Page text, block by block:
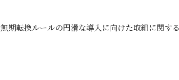
無期転換ルールの円滑な導入に向けた取組に関す